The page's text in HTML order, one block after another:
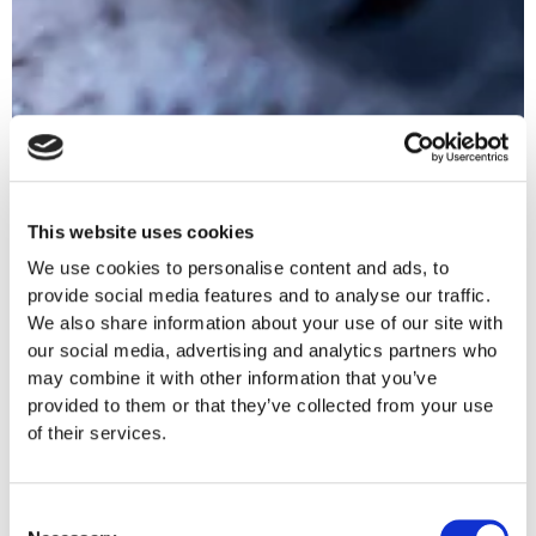
This website uses cookies
We use cookies to personalise content and ads, to
provide social media features and to analyse our traffic.
We also share information about your use of our site with
our social media, advertising and analytics partners who
may combine it with other information that you’ve
provided to them or that they’ve collected from your use
of their services.